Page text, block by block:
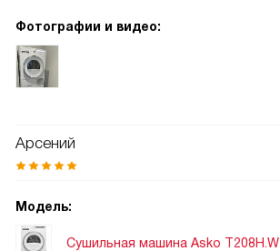
Фотографии и видео:
Арсений
Модель:
Сушильная машина Asko T208H.W